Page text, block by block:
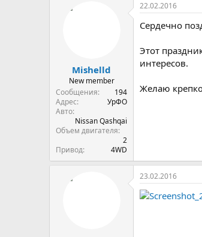
Mishelld
New member
Сообщения
194
Адрес
УрФО
Авто
Nissan Qashqai
Объем двигателя
2
Привод
4WD
22.02.2016
Сердечно
Этот
интересов.
Желаю
23.02.2016